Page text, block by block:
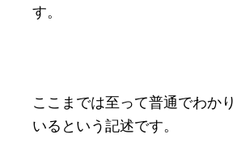
す。
ここまでは至って普通でわか
いるという記述です。